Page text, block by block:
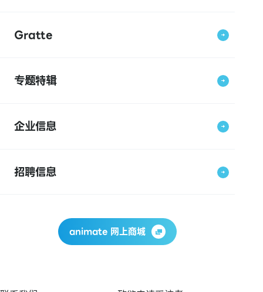
Gratte
专题特辑
企业信息
招聘信息
animate 网上商城